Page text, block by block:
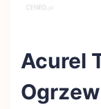
Acurel